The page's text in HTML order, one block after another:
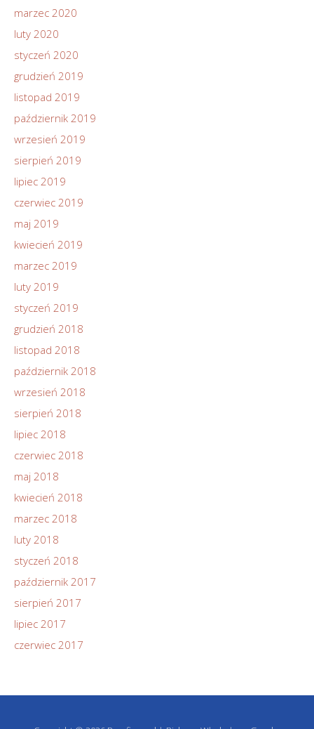
marzec 2020
luty 2020
styczeń 2020
grudzień 2019
listopad 2019
październik 2019
wrzesień 2019
sierpień 2019
lipiec 2019
czerwiec 2019
maj 2019
kwiecień 2019
marzec 2019
luty 2019
styczeń 2019
grudzień 2018
listopad 2018
październik 2018
wrzesień 2018
sierpień 2018
lipiec 2018
czerwiec 2018
maj 2018
kwiecień 2018
marzec 2018
luty 2018
styczeń 2018
październik 2017
sierpień 2017
lipiec 2017
czerwiec 2017